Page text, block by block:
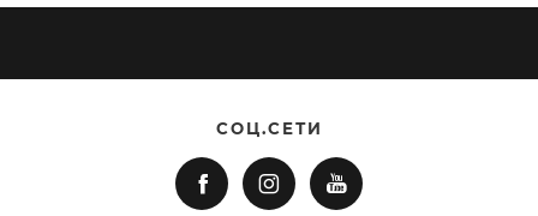
СОЦ.СЕТИ